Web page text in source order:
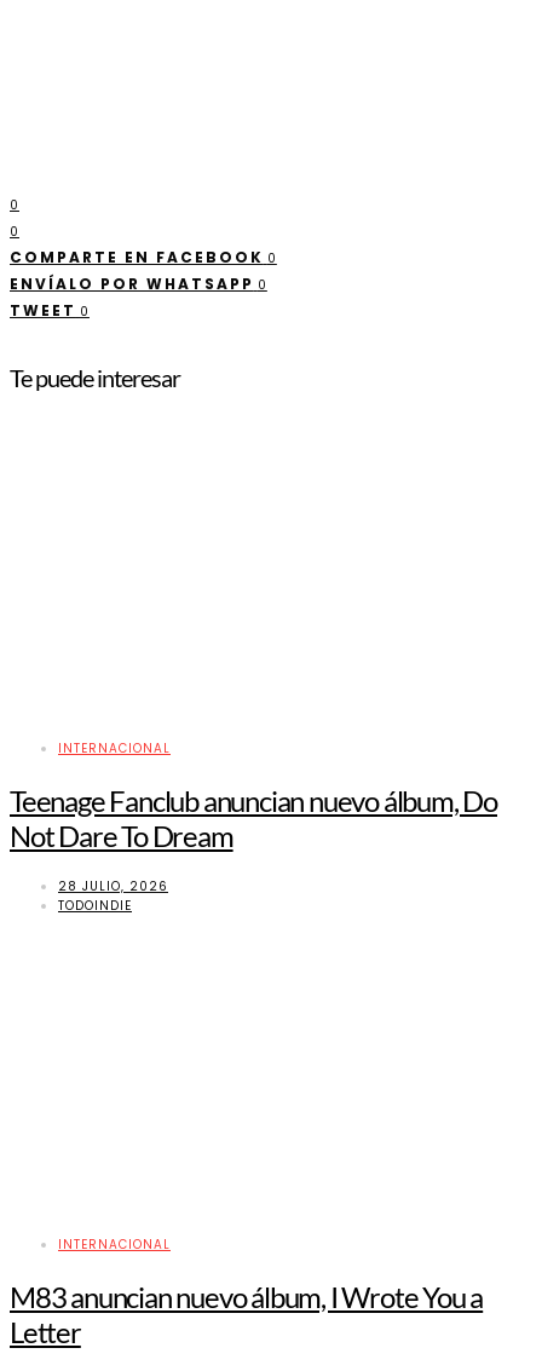
0
0
COMPARTE EN FACEBOOK 0
ENVÍALO POR WHATSAPP 0
TWEET 0
Te puede interesar
INTERNACIONAL
Teenage Fanclub anuncian nuevo álbum, Do
Not Dare To Dream
28 JULIO, 2026
TODOINDIE
INTERNACIONAL
M83 anuncian nuevo álbum, I Wrote You a
Letter